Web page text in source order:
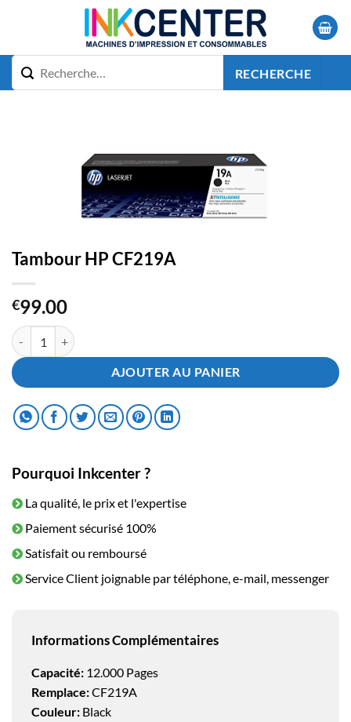
RECHERCHE
Tambour HP CF219A
€99.00
quantité de Tambour HP CF219A
AJOUTER AU PANIER
Pourquoi Inkcenter ?
La qualité, le prix et l'expertise
Paiement sécurisé 100%
Satisfait ou remboursé
Service Client joignable par téléphone, e-mail, messenger
Informations Complémentaires
Capacité: 12.000 Pages
Remplace:CF219A
Couleur: Black